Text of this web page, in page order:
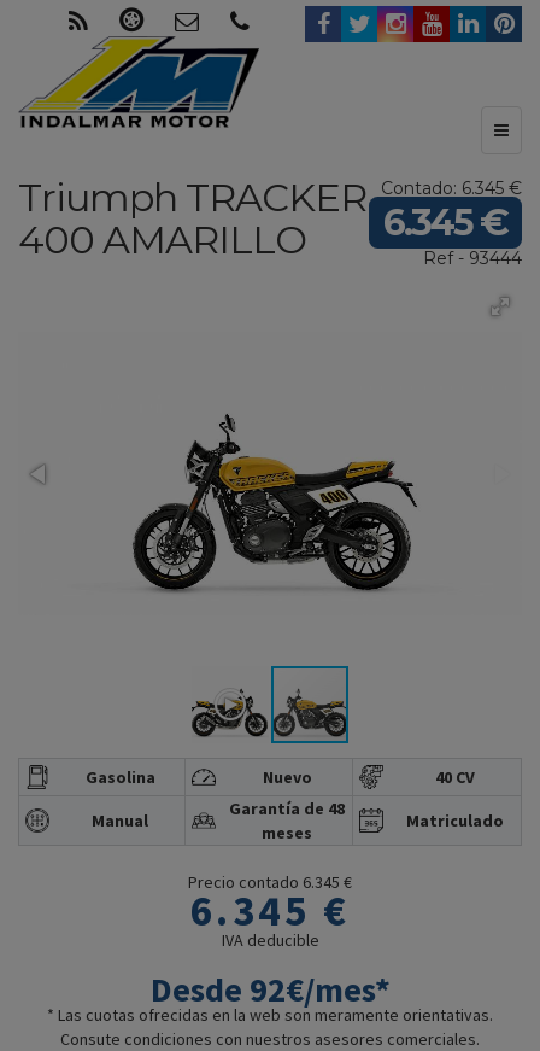
Contado: 6.345 €
6.345 €
Ref - 93444
Triumph TRACKER
400 AMARILLO
Gasolina Nuevo
40 CV
Manual
Garantía de 48
meses
Matriculado
Precio contado 6.345 €
6.345 €
IVA deducible
Desde 92€/mes*
* Las cuotas ofrecidas en la web son meramente orientativas.
Consute condiciones con nuestros asesores comerciales.